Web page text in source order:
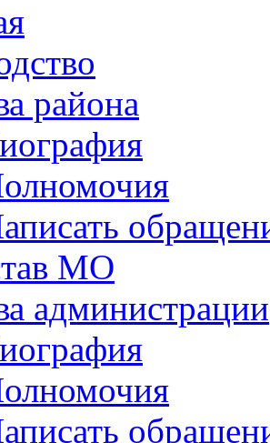
района
МО
администрации